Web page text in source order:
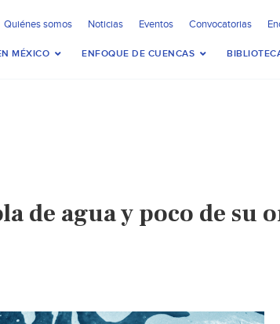
Quiénes somos Noticias Eventos Convocatorias
MÉXICO ENFOQUE DE CUENCAS
de agua y poco de su